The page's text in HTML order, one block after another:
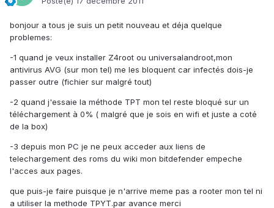
bonjour a tous je suis un petit nouveau et déja quelque
problemes:
-1 quand je veux installer Z4root ou universalandroot,mon
antivirus AVG (sur mon tel) me les bloquent car infectés dois-je
passer outre (fichier sur malgré tout)
-2 quand j'essaie la méthode TPT mon tel reste bloqué sur un
téléchargement à 0% ( malgré que je sois en wifi et juste a coté
de la box)
-3 depuis mon PC je ne peux acceder aux liens de
telechargement des roms du wiki mon bitdefender empeche
l'acces aux pages.
que puis-je faire puisque je n'arrive meme pas a rooter mon tel ni
a utiliser la methode TPYT.par avance merci